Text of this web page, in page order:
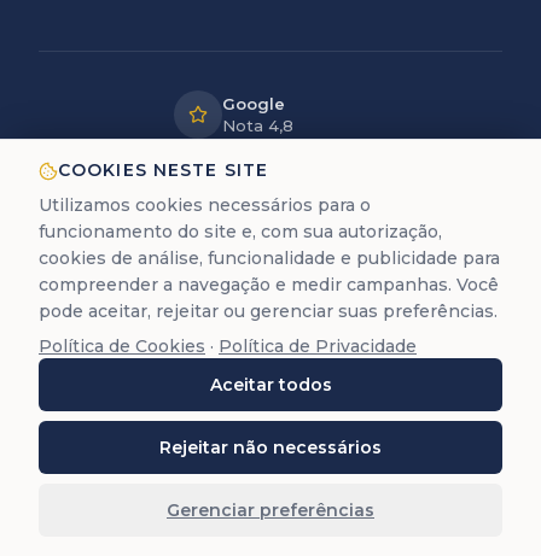
Google
Nota 4,8
LGPD
protegidos
12+ anos
de experiência
A Trastevere é uma empresa de assessoria documental
para cidadania europeia. Não prestamos serviços
jurídicos de advocacia (Lei 8.906/94).
Trastevere Cidadanias. Todos os direitos
reservados. O conteúdo deste site (textos, imagens,
Reprodução total ou parcial é proibida sem autorização
COOKIES NESTE SITE
Utilizamos cookies necessários para o
funcionamento do site e, com sua autorização,
cookies de análise, funcionalidade e publicidade para
compreender a navegação e medir campanhas. Você
pode aceitar, rejeitar ou gerenciar suas preferências.
Política de Cookies · Política de Privacidade
Aceitar todos
Rejeitar não necessários
Gerenciar preferências